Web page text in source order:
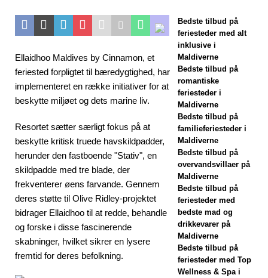
Meyyafushi
åbner med
premium all-
inclusive rejser
5-
STJERNEDE
HOTELLER OG
FERIESTEDER
[29. april 2026]
Sådan booker
du et
Ellaidhoo Maldives by Cinnamon, et
feriested forpligtet til bæredygtighed, har
implementeret en række initiativer for at
beskytte miljøet og dets marine liv.
Resortet sætter særligt fokus på at
beskytte kritisk truede havskildpadder,
herunder den fastboende "Stativ", en
skildpadde med tre blade, der
frekventerer øens farvande. Gennem
deres støtte til Olive Ridley-projektet
bidrager Ellaidhoo til at redde, behandle
og forske i disse fascinerende
skabninger, hvilket sikrer en lysere
fremtid for deres befolkning.
Bedste tilbud på
feriesteder med alt
inklusive i
Maldiverne
Bedste tilbud på
romantiske
feriesteder i
Maldiverne
Bedste tilbud på
familieferiesteder i
Maldiverne
Bedste tilbud på
overvandsvillaer på
Maldiverne
Bedste tilbud på
feriesteder med
bedste mad og
drikkevarer på
Maldiverne
Bedste tilbud på
feriesteder med Top
Wellness & Spa i